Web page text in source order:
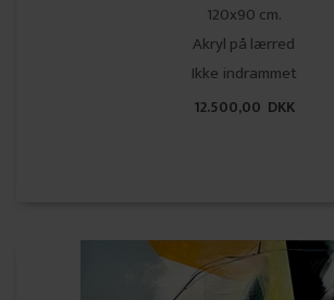
120x90 cm.
Akryl på lærred
​​​​​​​Ikke indrammet
12.500,00 DKK